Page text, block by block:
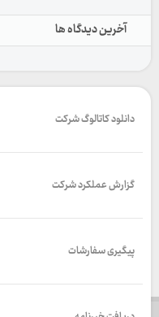
آخرین دیدگاه ها
دانلود کاتالوگ شرکت
گزارش عملکرد شرکت
پیگیری سفارشات